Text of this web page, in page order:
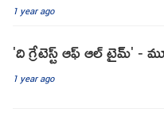
1 year ago
'ది గ్రేటెస్ట్ ఆఫ్ ఆల్ టైమ్' -
1 year ago